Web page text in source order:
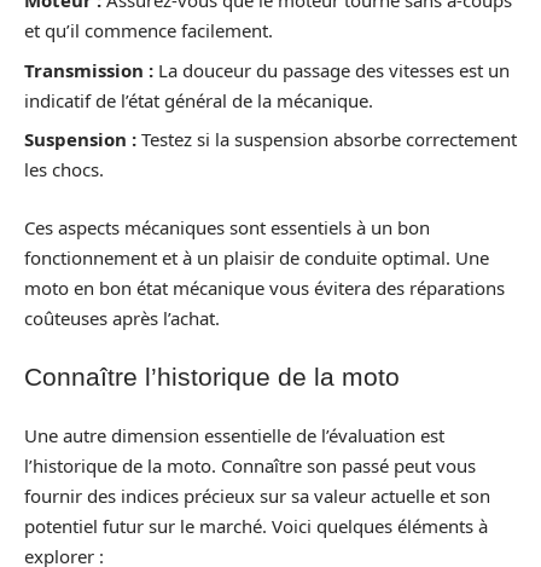
et qu’il commence facilement.
Transmission : La douceur du passage des vitesses est un
indicatif de l’état général de la mécanique.
Suspension : Testez si la suspension absorbe correctement
les chocs.
Ces aspects mécaniques sont essentiels à un bon
fonctionnement et à un plaisir de conduite optimal. Une
moto en bon état mécanique vous évitera des réparations
coûteuses après l’achat.
Connaître l’historique de la moto
Une autre dimension essentielle de l’évaluation est
l’historique de la moto. Connaître son passé peut vous
fournir des indices précieux sur sa valeur actuelle et son
potentiel futur sur le marché. Voici quelques éléments à
explorer :